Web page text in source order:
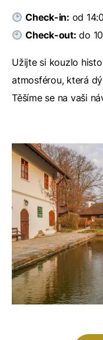
Check-in: od
Check-out: do
Užijte si kouzlo
atmosférou, která
Těšíme se na vaši